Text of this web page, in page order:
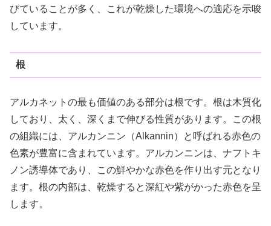
びていることが多く、これが乾燥した環境への適応を示唆
しています。
根
アルカネットの最も価値のある部分は根です。根は木質化
しており、太く、深くまで伸びる性質があります。この根
の組織には、アルカンニン（Alkannin）と呼ばれる赤色の
色素が豊富に含まれています。アルカンニンは、ナフトキ
ノン誘導体であり、この鮮やかな赤色を作り出す元となり
ます。根の内部は、乾燥すると深紅や紫がかった赤色を呈
します。